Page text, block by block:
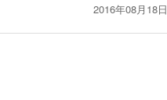
2016年08月18日